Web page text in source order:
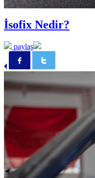
İsofix Nedir?
paylaş